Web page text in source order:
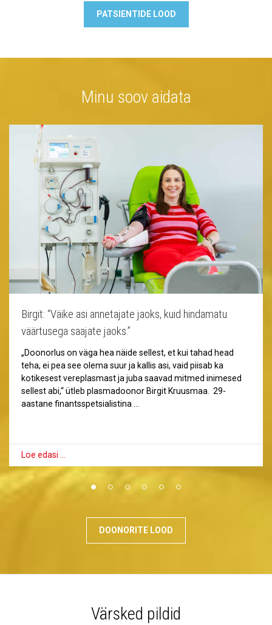
PATSIENTIDE LOOD
Minu soov aidata
Birgit: “Väike asi annetajate jaoks, kuid hindamatu
väärtusega saajate jaoks.”
„Doonorlus on väga hea näide sellest, et kui tahad head
teha, ei pea see olema suur ja kallis asi, vaid piisab ka
kotikesest vereplasmast ja juba saavad mitmed inimesed
sellest abi,“ ütleb plasmadoonor Birgit Kruusmaa. 29-
aastane finantsspetsialistina …
Loe edasi …
DOONORITE LOOD
Värsked pildid